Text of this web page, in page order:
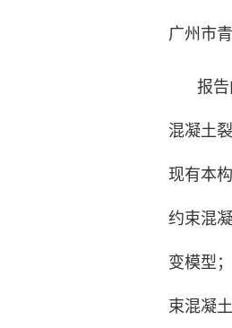
广州市
报
混凝土
现有本
约束混
变模型；
束混凝